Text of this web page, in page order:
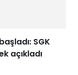
SGK
açıkladı